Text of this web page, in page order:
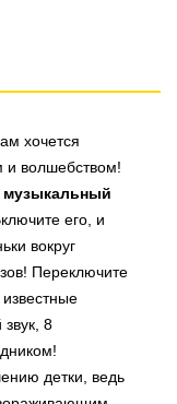
хочется
волшебством!
музыкальный
его, и
вокруг
Переключите
8
детки, ведь